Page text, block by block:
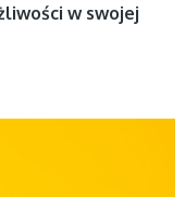
w swojej